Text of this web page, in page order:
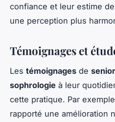
confiance et leur estime
une perception plus
Témoignages et
Les témoignages de
sophrologie à leur
cette pratique. Par
rapporté une amélioration